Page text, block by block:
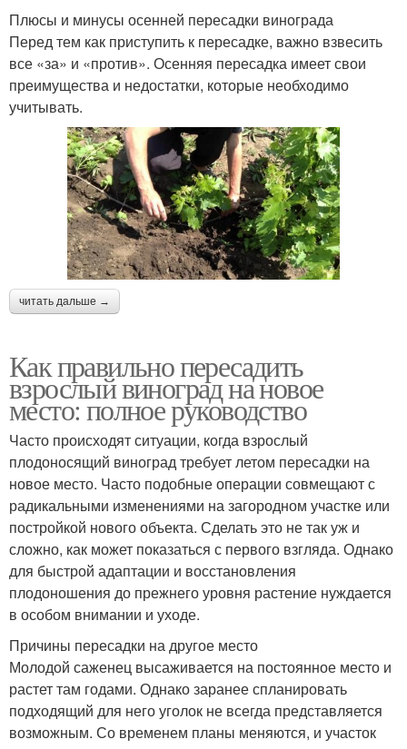
Плюсы и минусы осенней пересадки винограда
Перед тем как приступить к пересадке, важно взвесить
все «за» и «против». Осенняя пересадка имеет свои
преимущества и недостатки, которые необходимо
учитывать.
читать дальше →
Как правильно пересадить
взрослый виноград на новое
место: полное руководство
Часто происходят ситуации, когда взрослый
плодоносящий виноград требует летом пересадки на
новое место. Часто подобные операции совмещают с
радикальными изменениями на загородном участке или
постройкой нового объекта. Сделать это не так уж и
сложно, как может показаться с первого взгляда. Однако
для быстрой адаптации и восстановления
плодоношения до прежнего уровня растение нуждается
в особом внимании и уходе.
Причины пересадки на другое место
Молодой саженец высаживается на постоянное место и
растет там годами. Однако заранее спланировать
подходящий для него уголок не всегда представляется
возможным. Со временем планы меняются, и участок